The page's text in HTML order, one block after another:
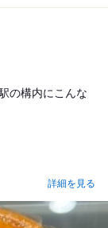
の構内にこんな
詳細を見る